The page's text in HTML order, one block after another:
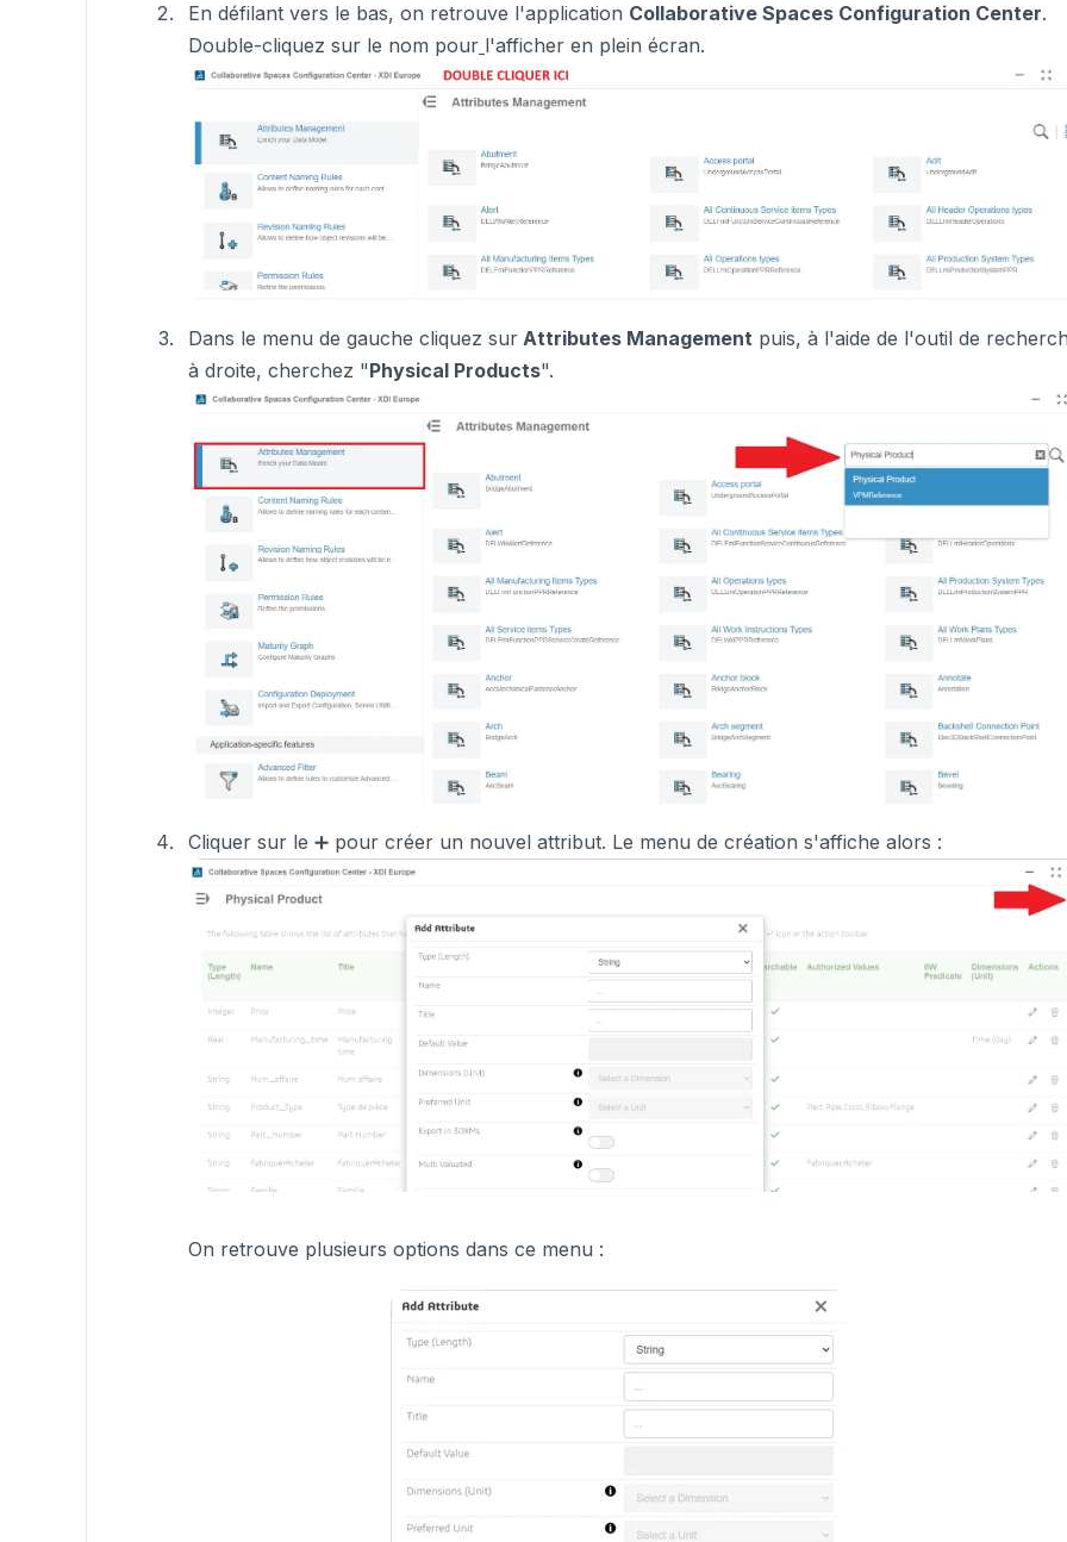
En défilant vers le bas, on retrouve l'application Collaborative Spaces Configuration Center.
Double-cliquez sur le nom pour l'afficher en plein écran.
Dans le menu de gauche cliquez sur Attributes Management puis, à l'aide de l'outil de
à droite, cherchez "Physical Products".
Cliquer sur le ➕ pour créer un nouvel attribut. Le menu de création s'affiche alors :
On retrouve plusieurs options dans ce menu :